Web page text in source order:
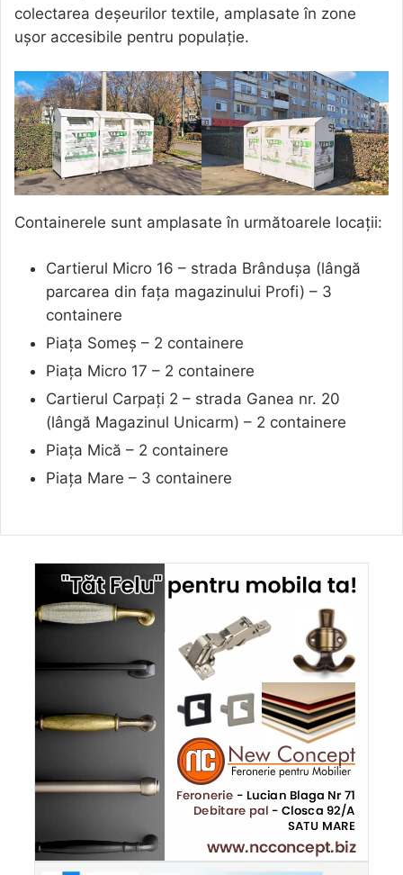
colectarea deșeurilor textile, amplasate în zone
ușor accesibile pentru populație.
Containerele sunt amplasate în următoarele locații:
Cartierul Micro 16 – strada Brândușa (lângă
parcarea din fața magazinului Profi) – 3
containere
Piața Someș – 2 containere
Piața Micro 17 – 2 containere
Cartierul Carpați 2 – strada Ganea nr. 20
(lângă Magazinul Unicarm) – 2 containere
Piața Mică – 2 containere
Piața Mare – 3 containere